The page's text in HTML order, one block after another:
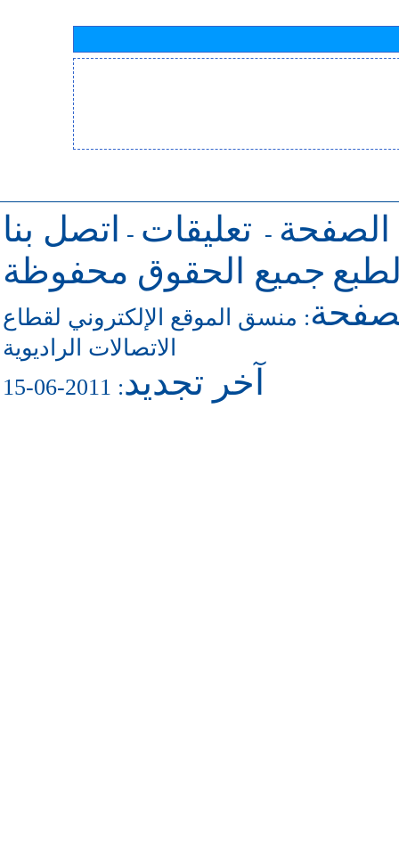
الصفحة - تعليقات -
اتصل بنا
جميع الحقوق محفوظة
: منسق الموقع الإلكتروني لقطاع
الاتصالات الراديوية
آخر تجديد: 2011-06-15